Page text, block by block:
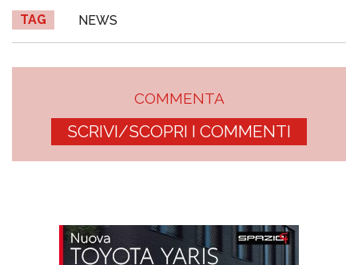
TAG NEWS
COMMENTA
SCRIVI/SCOPRI I COMMENTI